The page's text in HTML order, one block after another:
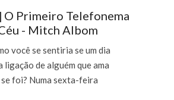
O Primeiro Telefonema
- Mitch Albom
você se sentiria se um dia
ligação de alguém que ama
foi? Numa sexta-feira